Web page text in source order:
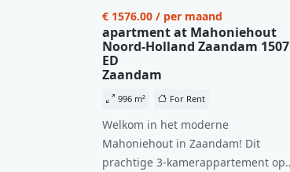
€ 1576.00 / per maand
apartment at Mahoniehout
Noord-Holland Zaandam 1507
ED
Zaandam
996 m² For Rent
Welkom in het moderne
Mahoniehout in Zaandam! Dit
prachtige 3-kamerappartement op